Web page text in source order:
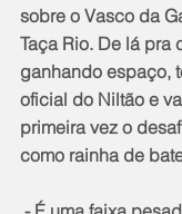
sobre o Vasco da
Taça Rio. De lá pra
ganhando espaço,
oficial do Niltão e
primeira vez o
como rainha de